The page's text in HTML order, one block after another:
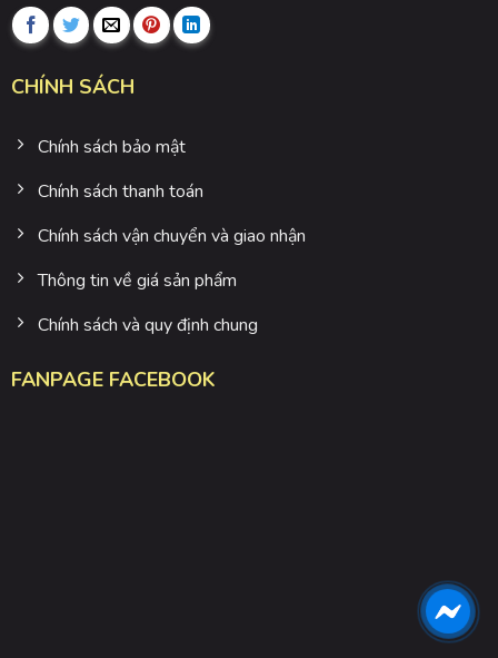
CHÍNH SÁCH
Chính sách bảo mật
Chính sách thanh toán
Chính sách vận chuyển và giao nhận
Thông tin về giá sản phẩm
Chính sách và quy định chung
FANPAGE FACEBOOK